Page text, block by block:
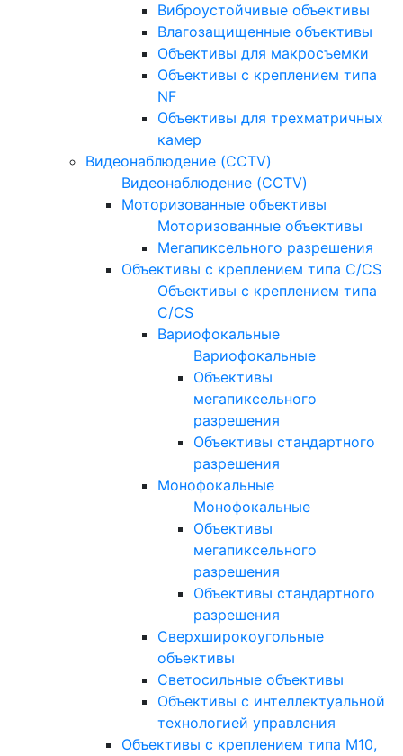
Виброустойчивые объективы
Влагозащищенные объективы
Объективы для макросъемки
Объективы с креплением типа
NF
Объективы для трехматричных
камер
Видеонаблюдение (CCTV)
Видеонаблюдение (CCTV)
Моторизованные объективы
Моторизованные объективы
Мегапиксельного разрешения
Объективы с креплением типа C/CS
Объективы с креплением типа
C/CS
Вариофокальные
Вариофокальные
Объективы
мегапиксельного
разрешения
Объективы стандартного
разрешения
Монофокальные
Монофокальные
Объективы
мегапиксельного
разрешения
Объективы стандартного
разрешения
Сверхширокоугольные
объективы
Светосильные объективы
Объективы с интеллектуальной
технологией управления
Объективы с креплением типа M10,